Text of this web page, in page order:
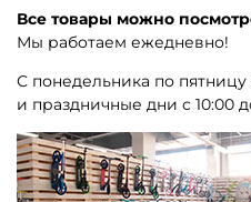
Все товары можно
Мы работаем ежедневно!
С понедельника по пятницу
и праздничные дни с 10:00